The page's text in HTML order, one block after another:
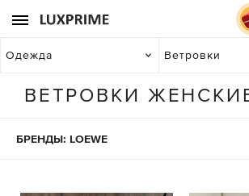
Одежда Ветровки
ВЕТРОВКИ ЖЕНСКИЕ
БРЕНДЫ: LOEWE